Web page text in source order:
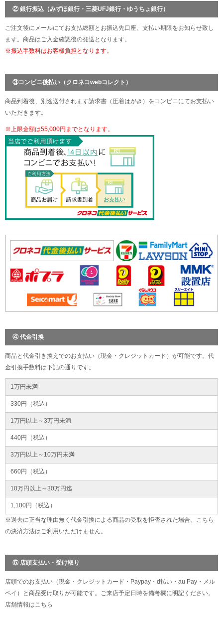
② 銀行振込（みずほ銀行・三菱UFJ銀行・ゆうちょ銀行）
ご注文後にメールにてお支払総額とお振込先口座、支払い期限をお知らせ致し
ます。商品はご入金確認後の発送となります。
※振込手数料はお客様負担となります。
③コンビニ後払い（クロネコwebコレクト）
商品到着後、別途送付されます請求書（圧着はがき）をコンビニにてお支払い
いただきます。
※上限金額は55,000円までとなります。
④ 代金引換
商品と代金引き換えでのお支払い（現金・クレジットカード）が可能です。代
金引換手数料は下記の通りです。
1万円未満
330円（税込）
1万円以上～3万円未満
440円（税込）
3万円以上～10万円未満
660円（税込）
10万円以上～30万円迄
1,100円（税込）
※過去に正当な理由無く代金引換による商品の受取を拒否された場合、こちら
の決済方法はご利用いただけません。
⑤ 店頭支払い・受け取り
店頭でのお支払い（現金・クレジットカード・Paypay・d払い・au Pay・メル
ペイ）と商品受け取りが可能です。ご来店予定日時を備考欄に明記ください。
店舗情報は こちら